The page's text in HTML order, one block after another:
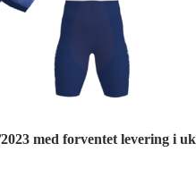
med forventet levering i